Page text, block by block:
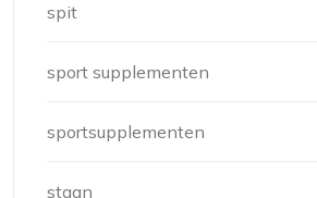
spit
sport supplementen
sportsupplementen
staan